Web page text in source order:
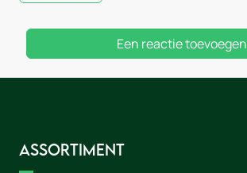
Een reactie toevoegen
Assortiment